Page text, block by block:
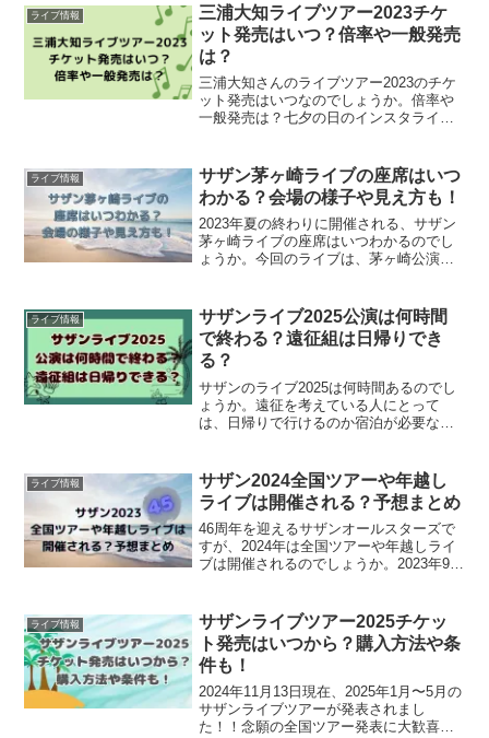
ライブ情報
三浦大知ライブツアー2023チケ
ット発売はいつ？倍率や一般発売
は？
三浦大知さんのライブツアー2023のチケ
ット発売はいつなのでしょうか。倍率や
一般発売は？七夕の日のインスタライブ
催されるので、ぜひともチケットをゲッ
トしたいですよね。三...
ライブ情報
サザン茅ヶ崎ライブの座席はいつ
わかる？会場の様子や見え方も！
2023年夏の終わりに開催される、サザン
茅ヶ崎ライブの座席はいつわかるのでし
ょうか。今回のライブは、茅ヶ崎公演野
ザン茅ヶ崎ライブの座席はいつわかる
か、会場の様子や見え方...
ライブ情報
サザンライブ2025公演は何時間
で終わる？遠征組は日帰りでき
る？
サザンのライブ2025は何時間あるのでし
ょうか。遠征を考えている人にとって
は、日帰りで行けるのか宿泊が必要なの
ました。この記事では、・サザンライブ
2025は何時間で終わ...
ライブ情報
サザン2024全国ツアーや年越し
ライブは開催される？予想まとめ
46周年を迎えるサザンオールスターズで
すが、2024年は全国ツアーや年越しライ
ブは開催されるのでしょうか。2023年9月
く、ライブが待ち遠しいですね！茅ヶ崎
ライブに行...
ライブ情報
サザンライブツアー2025チケッ
ト発売はいつから？購入方法や条
件も！
2024年11月13日現在、2025年1月〜5月の
サザンライブツアーが発表されまし
た！！念願の全国ツアー発表に大歓喜で